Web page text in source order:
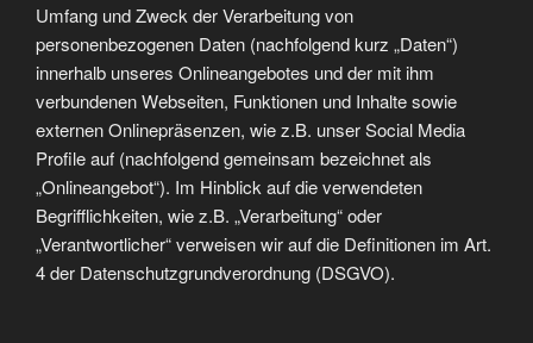
Umfang und Zweck der Verarbeitung von
personenbezogenen Daten (nachfolgend kurz „Daten“)
innerhalb unseres Onlineangebotes und der mit ihm
verbundenen Webseiten, Funktionen und Inhalte sowie
externen Onlinepräsenzen, wie z.B. unser Social Media
Profile auf (nachfolgend gemeinsam bezeichnet als
„Onlineangebot“). Im Hinblick auf die verwendeten
Begrifflichkeiten, wie z.B. „Verarbeitung“ oder
„Verantwortlicher“ verweisen wir auf die Definitionen im Art.
4 der Datenschutzgrundverordnung (DSGVO).